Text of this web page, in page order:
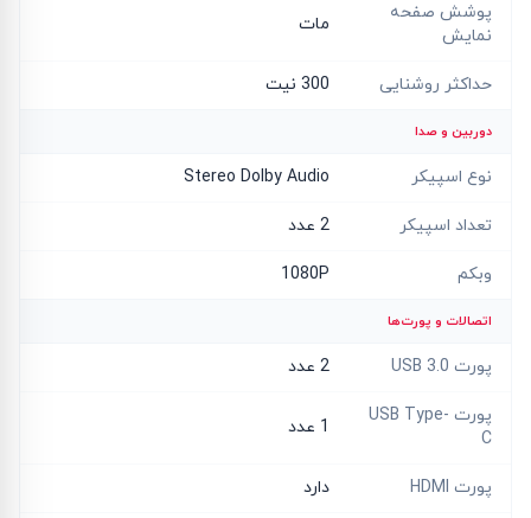
پوشش صفحه
نمایش
مات
حداکثر روشنایی 300 نیت
دوربین و صدا
نوع اسپیکر Stereo Dolby Audio
تعداد اسپیکر 2 عدد
وبکم 1080P
اتصالات و پورت‌ها
پورت USB 3.0 2 عدد
پورت USB Type-
C
1 عدد
پورت HDMI دارد